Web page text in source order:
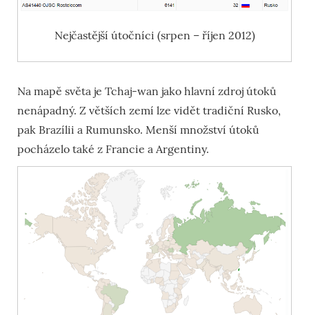
Nejčastější útočníci (srpen – říjen 2012)
Na mapě světa je Tchaj-wan jako hlavní zdroj útoků
nenápadný. Z větších zemí lze vidět tradiční Rusko,
pak Brazílii a Rumunsko. Menší množství útoků
pocházelo také z Francie a Argentiny.